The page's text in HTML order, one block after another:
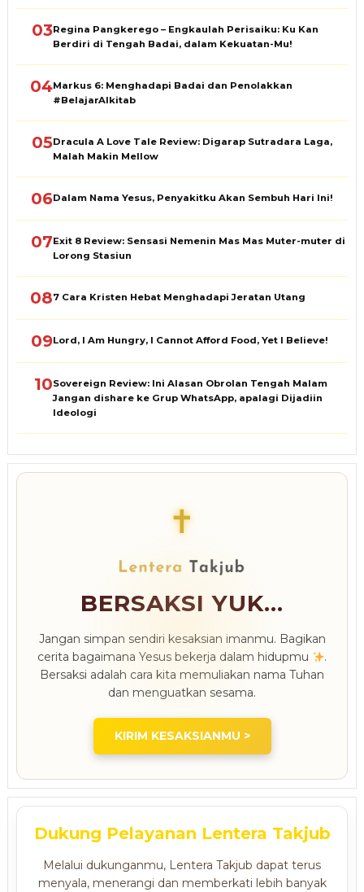
03Regina Pangkerego – Engkaulah Perisaiku: Ku Kan
Berdiri di Tengah Badai, dalam Kekuatan-Mu!
04Markus 6: Menghadapi Badai dan Penolakkan
#BelajarAlkitab
05Dracula A Love Tale Review: Digarap Sutradara Laga,
Malah Makin Mellow
06Dalam Nama Yesus, Penyakitku Akan Sembuh Hari Ini!
07Exit 8 Review: Sensasi Nemenin Mas Mas Muter-muter di
Lorong Stasiun
087 Cara Kristen Hebat Menghadapi Jeratan Utang
09Lord, I Am Hungry, I Cannot Afford Food, Yet I Believe!
10Sovereign Review: Ini Alasan Obrolan Tengah Malam
Jangan dishare ke Grup WhatsApp, apalagi Dijadiin
Ideologi
✝
BERSAKSI YUK...
Jangan simpan sendiri kesaksian imanmu. Bagikan
cerita bagaimana Yesus bekerja dalam hidupmu
.
Bersaksi adalah cara kita memuliakan nama Tuhan
dan menguatkan sesama.
KIRIM KESAKSIANMU >
Dukung Pelayanan Lentera Takjub
Melalui dukunganmu, Lentera Takjub dapat terus
menyala, menerangi dan memberkati lebih banyak